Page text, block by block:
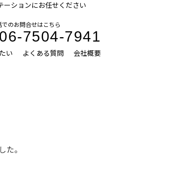
ーションにお任せください
でのお問合せはこちら
06-7504-7941
い よくある質問 会社概要
。